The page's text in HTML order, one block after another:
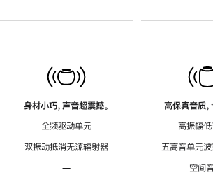
身材小巧，声音超震撼。
全频驱动单元
双振动抵消无源辐射器
—
高保真音质，
高振幅
五高音单元
空间